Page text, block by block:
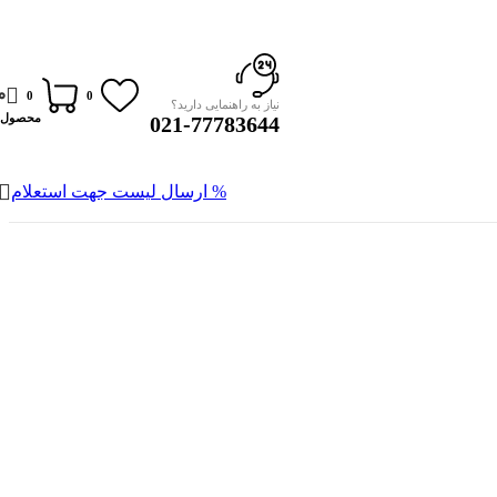
نیاز به راهنمایی دارید؟
021-77783644
0
0
محصول
% ارسال لیست جهت استعلام